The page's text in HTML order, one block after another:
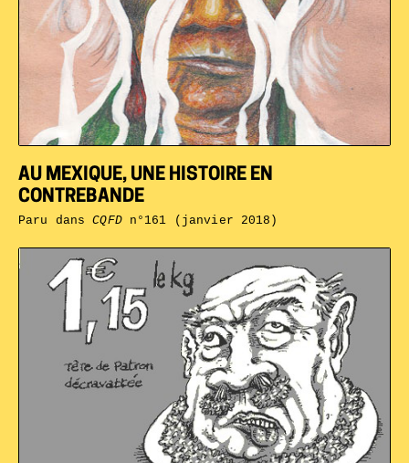
AU MEXIQUE, UNE HISTOIRE EN
CONTREBANDE
Paru dansCQFDn°161 (janvier 2018)